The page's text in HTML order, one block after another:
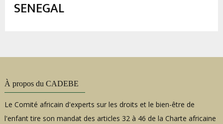
SENEGAL
À propos du CADEBE
Le Comité africain d'experts sur les droits et le bien-être de
l'enfant tire son mandat des articles 32 à 46 de la Charte africaine